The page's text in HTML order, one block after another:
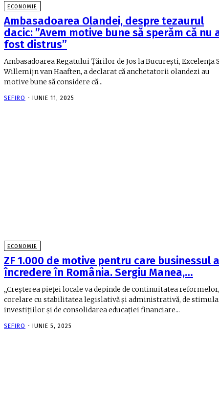
ECONOMIE
Ambasadoarea Olandei, despre tezaurul
dacic: ”Avem motive bune să sperăm că nu
fost distrus”
Ambasadoarea Regatului Țărilor de Jos la București, Excelența
Willemijn van Haaften, a declarat că anchetatorii olandezi au
motive bune să considere că...
SEFIRO - IUNIE 11, 2025
ECONOMIE
ZF 1.000 de motive pentru care businessul
încredere în România. Sergiu Manea,…
„Creşterea pieţei locale va depinde de continuitatea
corelare cu stabilitatea legislativă şi administrativă, de
investiţiilor şi de consolidarea educaţiei financiare...
SEFIRO - IUNIE 5, 2025